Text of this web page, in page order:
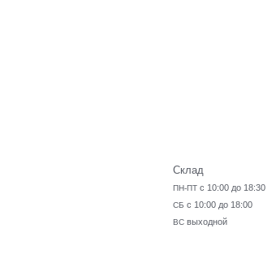
Склад
ПН-ПТ с 10:00 до 18:30
СБ с 10:00 до 18:00
ВС выходной